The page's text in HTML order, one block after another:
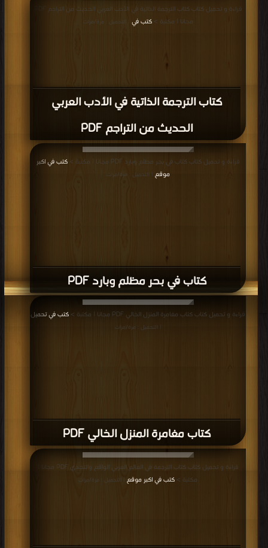
كتاب الترجمة الذاتية في الأدب العربي
الحديث من التراجم PDF
مجانا | مكتبة >كتب في | التحميل : مرة/مرات
كتاب في بحر مظلم وبارد PDF
قراءة و تحميل كتاب كتاب في بحر مظلم وبارد PDF مجانا | مكتبة >
كتب في اكبر
موقع
| التحميل : مرة/مرات
كتاب مغامرة المنزل الخالي PDF
قراءة و تحميل كتاب كتاب مغامرة المنزل الخالي PDF مجانا | مكتبة > كتب في تحميل
| التحميل : مرة/مرات
قراءة و تحميل كتاب كتاب الترجمة في العالم العربي الواقع والتحدي PDF مجانا |
مكتبة > كتب في اكبر موقع | التحميل : مرة/مرات